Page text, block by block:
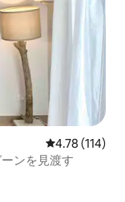
レビュー114
4.78 (114)
ンを見渡す